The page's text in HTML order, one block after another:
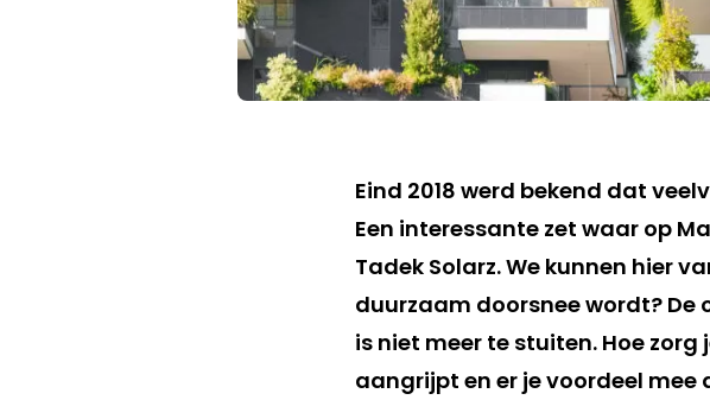
Eind 2018 werd bekend dat
Een interessante zet waar op
Tadek Solarz. We kunnen hier
duurzaam doorsnee wordt?
is niet meer te stuiten. Hoe
aangrijpt en er je voordeel mee